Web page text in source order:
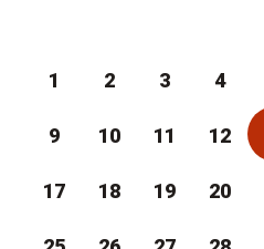
1 2 3 4
9 10 11 12
17 18 19 20